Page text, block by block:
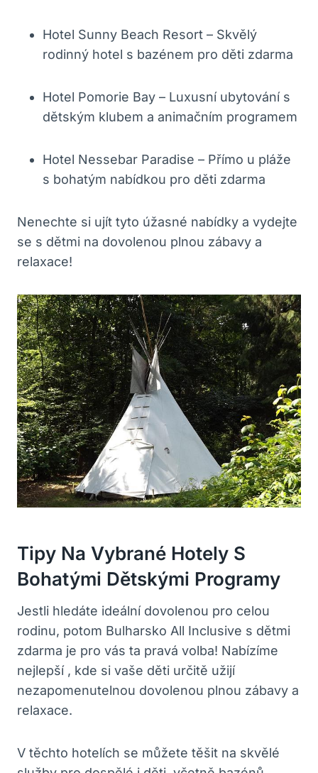
Hotel Sunny Beach Resort – Skvělý
rodinný hotel s bazénem pro děti zdarma
Hotel Pomorie Bay – Luxusní ubytování s
dětským klubem a animačním programem
Hotel Nessebar Paradise – Přímo u pláže
s bohatým nabídkou pro děti zdarma
Nenechte si ujít tyto úžasné nabídky a vydejte
se s dětmi na dovolenou plnou zábavy a
relaxace!
Tipy Na Vybrané Hotely S
Bohatými Dětskými Programy
Jestli hledáte ideální dovolenou pro celou
rodinu, potom Bulharsko All Inclusive s dětmi
zdarma je pro vás ta pravá volba! Nabízíme
nejlepší , kde si vaše děti určitě užijí
nezapomenutelnou dovolenou plnou zábavy a
relaxace.
V těchto hotelích se můžete těšit na skvělé